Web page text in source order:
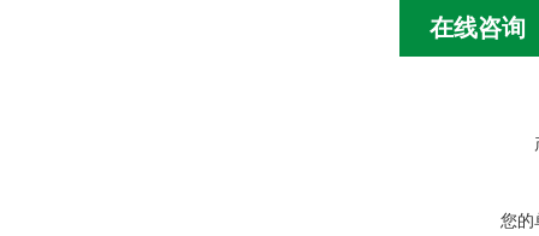
在线咨询
您的